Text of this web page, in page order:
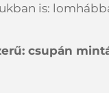
is:
csupán